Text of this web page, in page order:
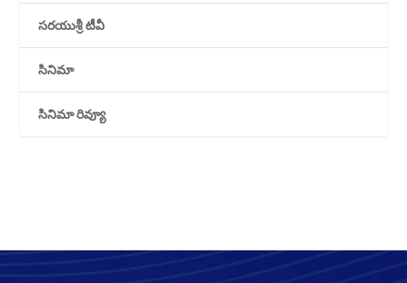
సరయుశ్రీ టీవీ
సినిమా
సినిమా రివ్యూ